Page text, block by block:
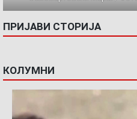
ПРИЈАВИ СТОРИЈА
КОЛУМНИ